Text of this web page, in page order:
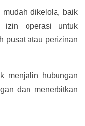
mudah dikelola, baik
izin operasi untuk
pusat atau perizinan
menjalin hubungan
dan menerbitkan